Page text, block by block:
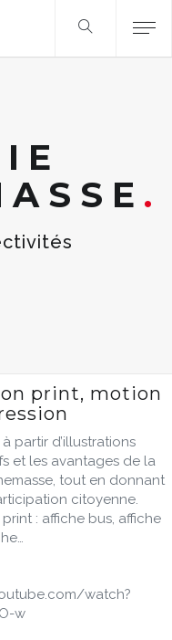
print, motion
partir d’illustrations
et les avantages de la
tout en donnant
citoyenne.
: affiche bus, affiche
watch?
w